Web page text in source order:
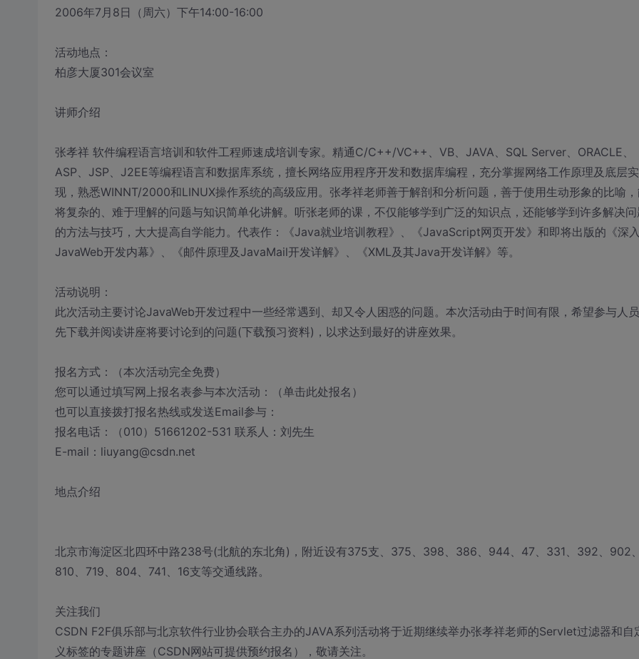
2006年7月8日（周六）下午14:00-16:00
活动地点：
柏彦大厦301会议室
讲师介绍
张孝祥 软件编程语言培训和软件工程师速成培训专家。精通C/C++/VC++、VB、JAVA、SQL Server、ORACLE、
ASP、JSP、J2EE等编程语言和数据库系统，擅长网络应用程序开发和数据库编程，充分掌握网络工作原理及底层实
现，熟悉WINNT/2000和LINUX操作系统的高级应用。张孝祥老师善于解剖和分析问题，善于使用生动形象的比喻
将复杂的、难于理解的问题与知识简单化讲解。听张老师的课，不仅能够学到广泛的知识点，还能够学到许多解决问
的方法与技巧，大大提高自学能力。代表作：《Java就业培训教程》、《JavaScript网页开发》和即将出版的《深
JavaWeb开发内幕》、《邮件原理及JavaMail开发详解》、《XML及其Java开发详解》等。
活动说明：
此次活动主要讨论JavaWeb开发过程中一些经常遇到、却又令人困惑的问题。本次活动由于时间有限，希望参与人
先下载并阅读讲座将要讨论到的问题(下载预习资料)，以求达到最好的讲座效果。
报名方式：（本次活动完全免费）
您可以通过填写网上报名表参与本次活动：（单击此处报名）
也可以直接拨打报名热线或发送Email参与：
报名电话：（010）51661202-531 联系人：刘先生
E-mail：liuyang@csdn.net
地点介绍
北京市海淀区北四环中路238号(北航的东北角)，附近设有375支、375、398、386、944、47、331、392、902
810、719、804、741、16支等交通线路。
关注我们
CSDN F2F俱乐部与北京软件行业协会联合主办的JAVA系列活动将于近期继续举办张孝祥老师的Servlet过滤器和自
义标签的专题讲座（CSDN网站可提供预约报名），敬请关注。